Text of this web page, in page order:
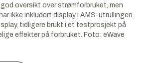
oversikt over strømforbruket, men
ikke inkludert display i AMS-utrullingen.
tidligere brukt i et testprosjekt på
effekter på forbruket. Foto: eWave